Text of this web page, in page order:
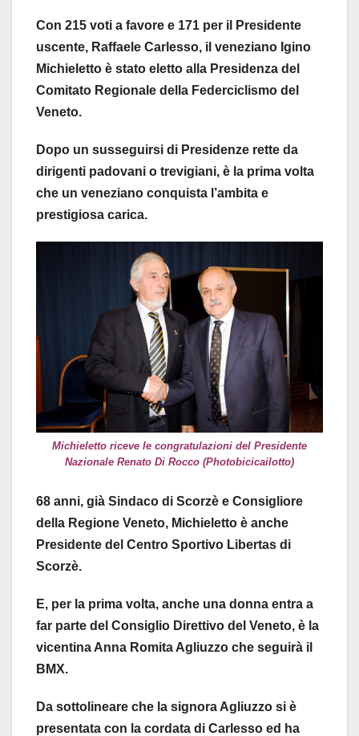
Con 215 voti a favore e 171 per il Presidente
uscente, Raffaele Carlesso, il veneziano Igino
Michieletto è stato eletto alla Presidenza del
Comitato Regionale della Federciclismo del
Veneto.
Dopo un susseguirsi di Presidenze rette da
dirigenti padovani o trevigiani, è la prima volta
che un veneziano conquista l’ambita e
prestigiosa carica.
Michieletto riceve le congratulazioni del Presidente
Nazionale Renato Di Rocco (Photobicicailotto)
68 anni, già Sindaco di Scorzè e Consigliore
della Regione Veneto, Michieletto è anche
Presidente del Centro Sportivo Libertas di
Scorzè.
E, per la prima volta, anche una donna entra a
far parte del Consiglio Direttivo del Veneto, è la
vicentina Anna Romita Agliuzzo che seguirà il
BMX.
Da sottolineare che la signora Agliuzzo si è
presentata con la cordata di Carlesso ed ha